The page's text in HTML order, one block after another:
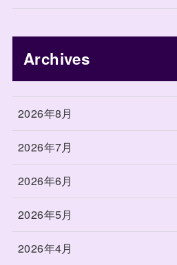
Archives
2026年8月
2026年7月
2026年6月
2026年5月
2026年4月